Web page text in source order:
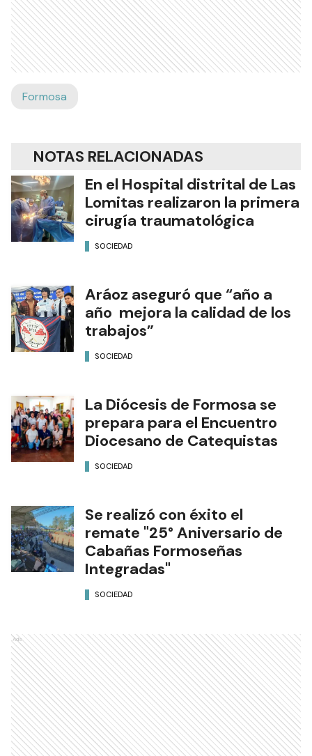
Formosa
NOTAS RELACIONADAS
En el Hospital distrital de Las
Lomitas realizaron la primera
cirugía traumatológica
SOCIEDAD
Aráoz aseguró que “año a
año mejora la calidad de los
trabajos”
SOCIEDAD
La Diócesis de Formosa se
prepara para el Encuentro
Diocesano de Catequistas
SOCIEDAD
Se realizó con éxito el
remate "25° Aniversario de
Cabañas Formoseñas
Integradas"
SOCIEDAD
Ads